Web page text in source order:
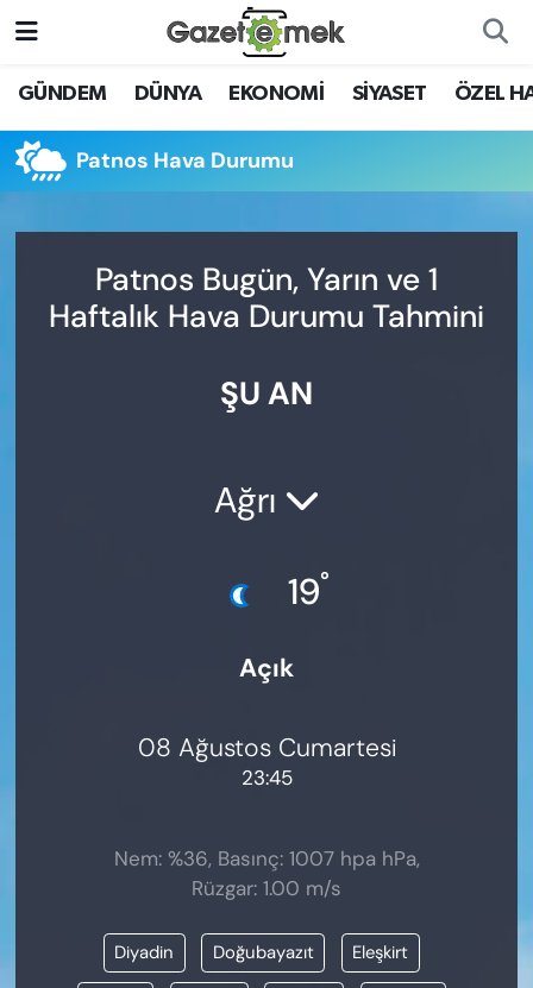
GÜNDEM DÜNYA EKONOMİ SİYASET ÖZEL
Patnos Hava Durumu
Patnos Bugün, Yarın ve 1
Haftalık Hava Durumu Tahmini
ŞU AN
Ağrı
19°
Açık
08 Ağustos Cumartesi
23:45
Nem: %36, Basınç: 1007 hpa hPa,
Rüzgar: 1.00 m/s
Diyadin Doğubayazıt Eleşkirt
DÜNYA
EKONOMİ
YENİ MEDYADA EMEK
GAZETECİLİĞİNİ GELİŞTİRMEK
ÖZEL HABER
SİYASET
Nöbetçi Eczaneler
Hava Durumu
Trafik Durumu
Süper Lig Puan Durumu ve Fikstür